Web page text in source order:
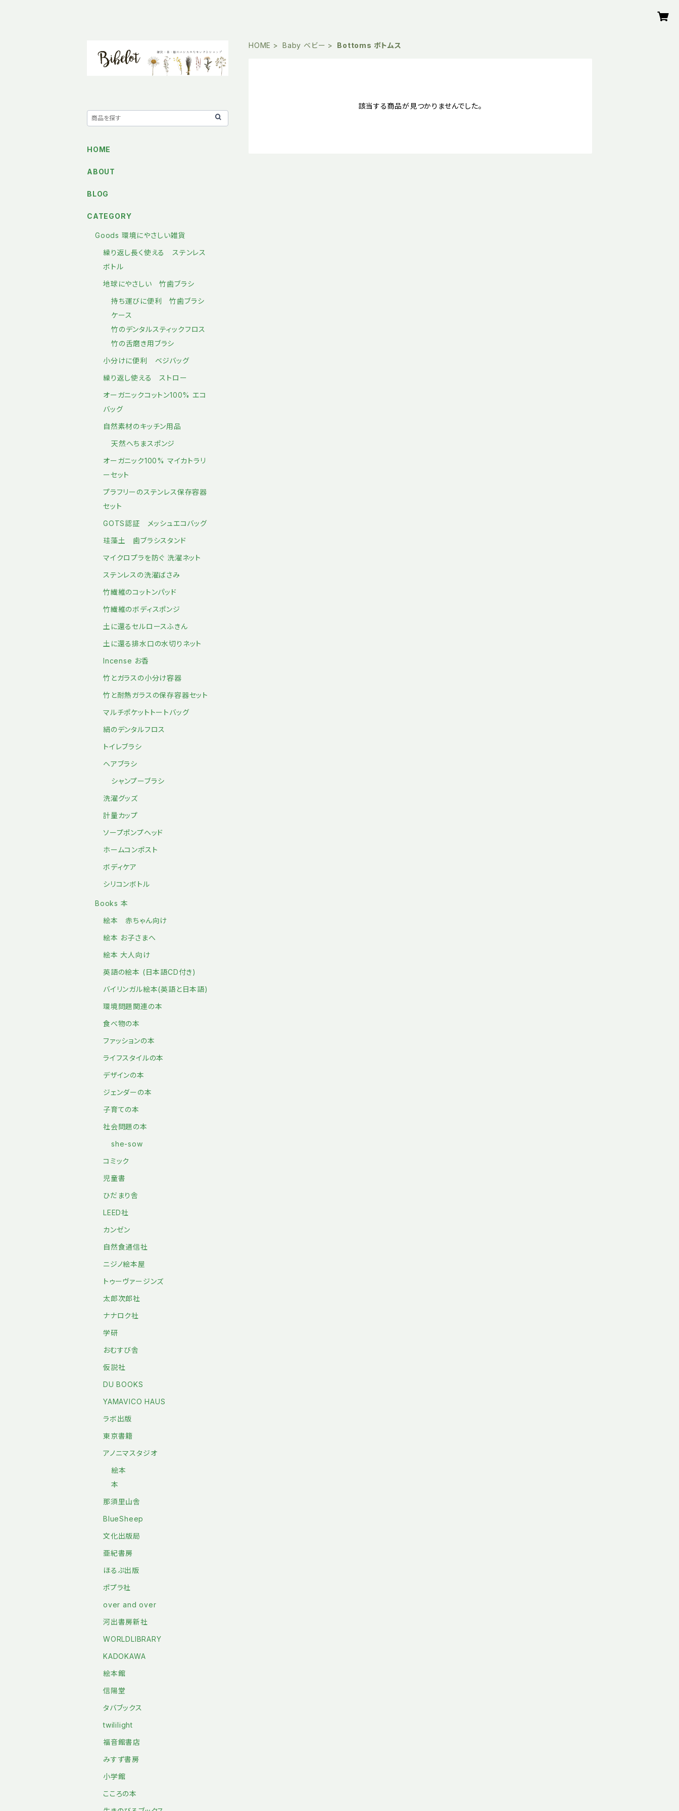
HOME Baby ベビー Bottoms ボトムス
該当する商品が見つかりませんでした。
HOME
ABOUT
BLOG
CATEGORY
Goods 環境にやさしい雑貨
繰り返し長く使える ステンレス
ボトル
地球にやさしい 竹歯ブラシ
持ち運びに便利 竹歯ブラシ
ケース
竹のデンタルスティックフロス
竹の舌磨き用ブラシ
小分けに便利 ベジバッグ
繰り返し使える ストロー
オーガニックコットン100% エコ
バッグ
自然素材のキッチン用品
天然へちまスポンジ
オーガニック100% マイカトラリ
ーセット
プラフリーのステンレス保存容器
セット
GOTS認証 メッシュエコバッグ
珪藻土 歯ブラシスタンド
マイクロプラを防ぐ 洗濯ネット
ステンレスの洗濯ばさみ
竹繊維のコットンパッド
竹繊維のボディスポンジ
土に還るセルロースふきん
土に還る排水口の水切りネット
Incense お香
竹とガラスの小分け容器
竹と耐熱ガラスの保存容器セット
マルチポケットトートバッグ
絹のデンタルフロス
トイレブラシ
ヘアブラシ
シャンプーブラシ
洗濯グッズ
計量カップ
ソープポンプヘッド
ホームコンポスト
ボディケア
シリコンボトル
Books 本
絵本 赤ちゃん向け
絵本 お子さまへ
絵本 大人向け
英語の絵本 (日本語CD付き)
バイリンガル絵本(英語と日本語)
環境問題関連の本
食べ物の本
ファッションの本
ライフスタイルの本
デザインの本
ジェンダーの本
子育ての本
社会問題の本
she-sow
コミック
児童書
ひだまり舎
LEED社
カンゼン
自然食通信社
ニジノ絵本屋
トゥーヴァージンズ
太郎次郎社
ナナロク社
学研
おむすび舎
仮説社
DU BOOKS
YAMAVICO HAUS
ラボ出版
東京書籍
アノニマスタジオ
絵本
本
那須里山舎
BlueSheep
文化出版局
亜紀書房
ほるぷ出版
ポプラ社
over and over
河出書房新社
WORLDLIBRARY
KADOKAWA
絵本館
信陽堂
タバブックス
twililight
福音館書店
みすず書房
小学館
こころの本